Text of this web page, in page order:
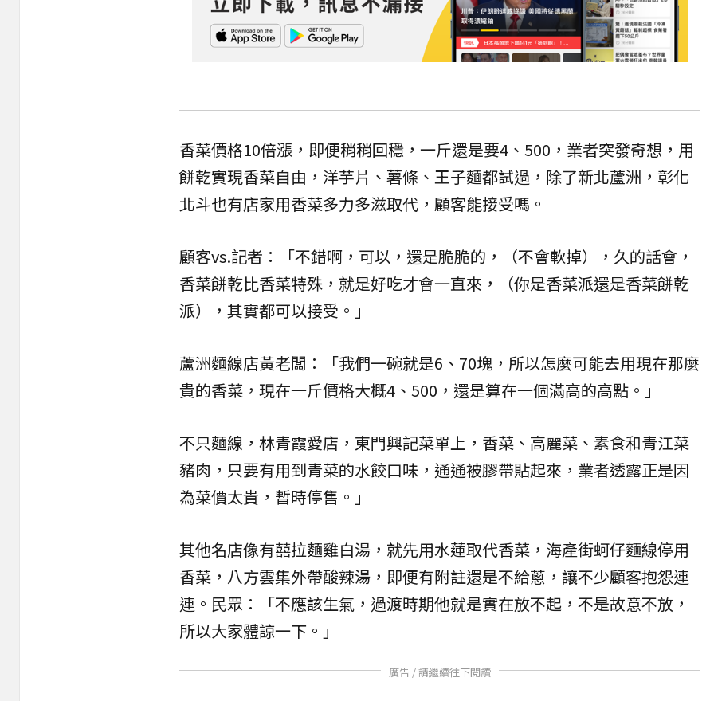
香菜價格10倍漲，即便稍稍回穩，一斤還是要4、500，業者突發奇想，用
餅乾實現香菜自由，洋芋片、薯條、王子麵都試過，除了新北蘆洲，彰化
北斗也有店家用香菜多力多滋取代，顧客能接受嗎。
顧客vs.記者：「不錯啊，可以，還是脆脆的，（不會軟掉），久的話會，
香菜餅乾比香菜特殊，就是好吃才會一直來，（你是香菜派還是香菜餅乾
派），其實都可以接受。」
蘆洲麵線店黃老闆：「我們一碗就是6、70塊，所以怎麼可能去用現在那麼
貴的香菜，現在一斤價格大概4、500，還是算在一個滿高的高點。」
不只麵線，林青霞愛店，東門興記菜單上，香菜、高麗菜、素食和青江菜
豬肉，只要有用到青菜的水餃口味，通通被膠帶貼起來，業者透露正是因
為菜價太貴，暫時停售。」
其他名店像有囍拉麵雞白湯，就先用水蓮取代香菜，海產街蚵仔麵線停用
香菜，八方雲集外帶酸辣湯，即便有附註還是不給蔥，讓不少顧客抱怨連
連。民眾：「不應該生氣，過渡時期他就是實在放不起，不是故意不放，
所以大家體諒一下。」
廣告 / 請繼續往下閱讀